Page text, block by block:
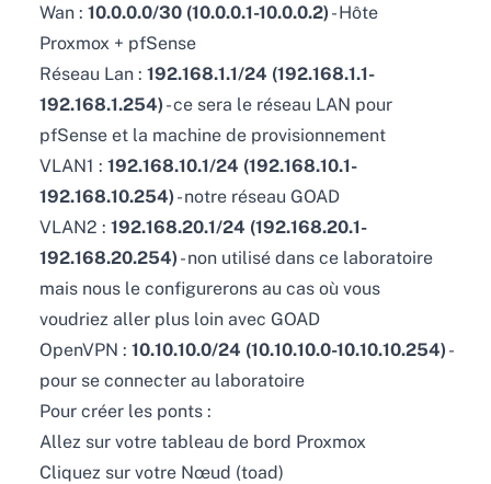
Wan : 10.0.0.0/30 (10.0.0.1-10.0.0.2) - Hôte
Proxmox + pfSense
Réseau Lan : 192.168.1.1/24 (192.168.1.1-
192.168.1.254) - ce sera le réseau LAN pour
pfSense et la machine de provisionnement
VLAN1 : 192.168.10.1/24 (192.168.10.1-
192.168.10.254) - notre réseau GOAD
VLAN2 : 192.168.20.1/24 (192.168.20.1-
192.168.20.254) - non utilisé dans ce laboratoire
mais nous le configurerons au cas où vous
voudriez aller plus loin avec GOAD
OpenVPN : 10.10.10.0/24 (10.10.10.0-10.10.10.254) -
pour se connecter au laboratoire
Pour créer les ponts :
Allez sur votre tableau de bord Proxmox
Cliquez sur votre Nœud (toad)